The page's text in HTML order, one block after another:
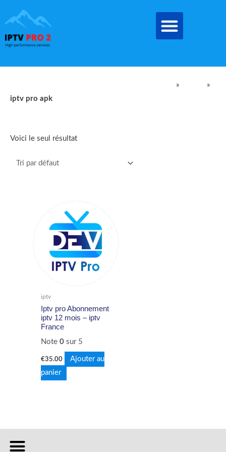
au
contenu
»
»
iptv pro apk
Voici le seul résultat
iptv
Iptv pro Abonnement
iptv 12 mois – iptv
France
Note0 sur 5
€35.00
Ajouter au
panier